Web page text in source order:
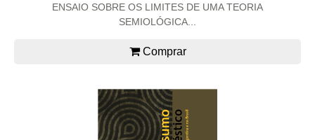
ENSAIO SOBRE OS LIMITES DE UMA TEORIA
SEMIOLÓGICA...
Comprar